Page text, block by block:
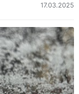
17.03.2025